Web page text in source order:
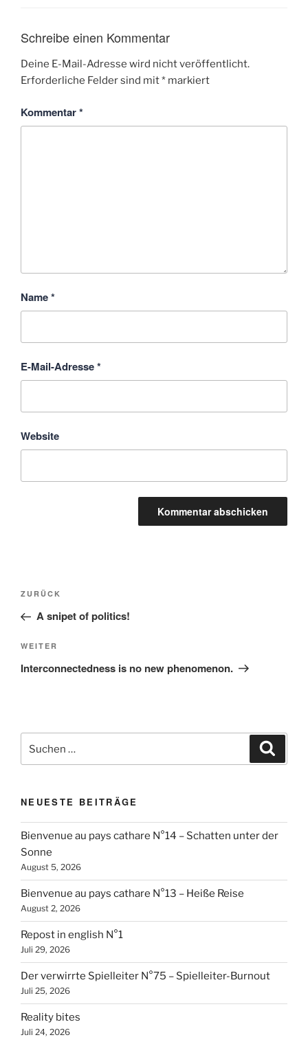
Schreibe einen Kommentar
Deine E-Mail-Adresse wird nicht veröffentlicht.
Erforderliche Felder sind mit* markiert
Kommentar*
Name*
E-Mail-Adresse*
Website
Beitragsnavigation
Vorheriger
Beitrag
ZURÜCK
A snipet of politics!
Nächster
Beitrag
WEITER
Interconnectedness is no new phenomenon.
nach:
NEUESTE BEITRÄGE
Bienvenue au pays cathare N°14 – Schatten unter der
Sonne
August 5, 2026
Bienvenue au pays cathare N°13 – Heiße Reise
August 2, 2026
Repost in english N°1
Juli 29, 2026
Der verwirrte Spielleiter N°75 – Spielleiter-Burnout
Juli 25, 2026
Reality bites
Juli 24, 2026